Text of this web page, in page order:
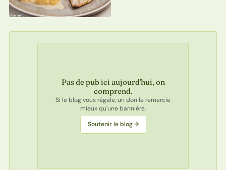
Pas de pub ici aujourd'hui, on
comprend.
Si le blog vous régale, un don le remercie
mieux qu'une bannière.
Soutenir le blog →